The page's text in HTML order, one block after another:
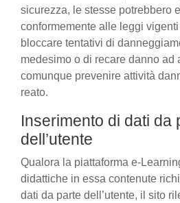
sicurezza, le stesse potrebbero
conformemente alle leggi
bloccare tentativi di
medesimo o di recare danno ad
comunque prevenire attività
reato.
Inserimento di dati da
dell’utente
Qualora la piattaforma e-
didattiche in essa contenute
dati da parte dell’utente, il sito